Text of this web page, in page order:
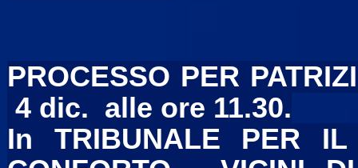
PROCESSO PER
4 dic. alle ore 11.30.
In TRIBUNALE PER IL